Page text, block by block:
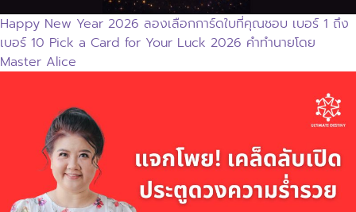
Happy New Year 2026 ลองเลือกการ์ดใบที่คุณชอบ เบอร์ 1 ถึง
เบอร์ 10 Pick a Card for Your Luck 2026 คำทำนายโดย
Master Alice